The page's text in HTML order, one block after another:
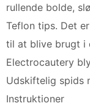
rullende bolde,
Teflon tips. Det
til at blive brugt i
Electrocautery
Udskiftelig spids
Instruktioner